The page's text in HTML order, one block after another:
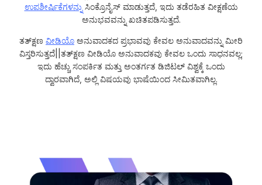
ಉಪಶೀರ್ಷಿಕೆಗಳನ್ನು ಸಿಂಕ್ರೊನೈಸ್ ಮಾಡುತ್ತದೆ, ಇದು ತಡೆರಹಿತ ವೀಕ್ಷಣೆಯ
ಅನುಭವವನ್ನು ಖಚಿತಪಡಿಸುತ್ತದೆ.
ತತ್‌ಕ್ಷಣ ವೀಡಿಯೊ ಅನುವಾದಕದ ಪ್ರಭಾವವು ಕೇವಲ ಅನುವಾದವನ್ನು ಮೀರಿ
ವಿಸ್ತರಿಸುತ್ತದೆ||ತತ್‌ಕ್ಷಣ ವೀಡಿಯೊ ಅನುವಾದಕವು ಕೇವಲ ಒಂದು ಸಾಧನವಲ್ಲ;
ಇದು ಹೆಚ್ಚು ಸಂಪರ್ಕಿತ ಮತ್ತು ಅಂತರ್ಗತ ಡಿಜಿಟಲ್ ವಿಶ್ವಕ್ಕೆ ಒಂದು
ದ್ವಾರವಾಗಿದೆ, ಅಲ್ಲಿ ವಿಷಯವು ಭಾಷೆಯಿಂದ ಸೀಮಿತವಾಗಿಲ್ಲ.